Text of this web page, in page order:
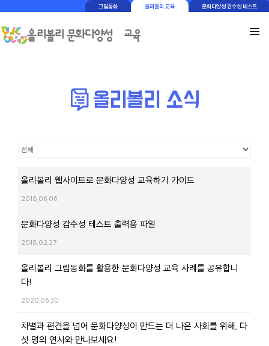
그림동화 올리볼리 교육 문화다양성 감수성 테스트
올리볼리 웹사이트로 문화다양성 교육하기 가이드
2018.06.06
문화다양성 감수성 테스트 출력용 파일
2018.02.27
올리볼리 그림동화를 활용한 문화다양성 교육 사례를 공유합니
다!
2020.06.30
차별과 편견을 넘어 문화다양성이 만드는 더 나은 사회를 위해, 다
섯 명의 연사와 만나보세요!